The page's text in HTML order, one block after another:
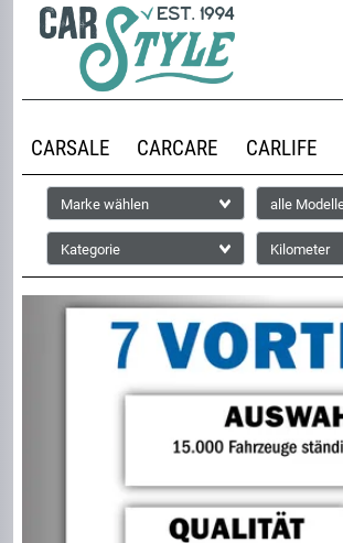
CARSALE CARCARE CARLIFE